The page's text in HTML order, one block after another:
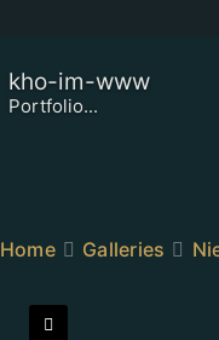
kho-im-www
Portfolio...
Home Galleries